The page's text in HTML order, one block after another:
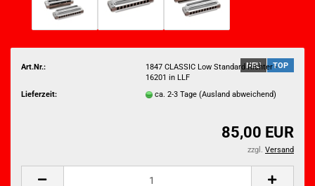
NEU TOP
Art.Nr.:
1847 CLASSIC Low Standard Richter -
16201 in LLF
Lieferzeit:
ca. 2-3 Tage (Ausland abweichend)
85,00 EUR
zzgl. Versand